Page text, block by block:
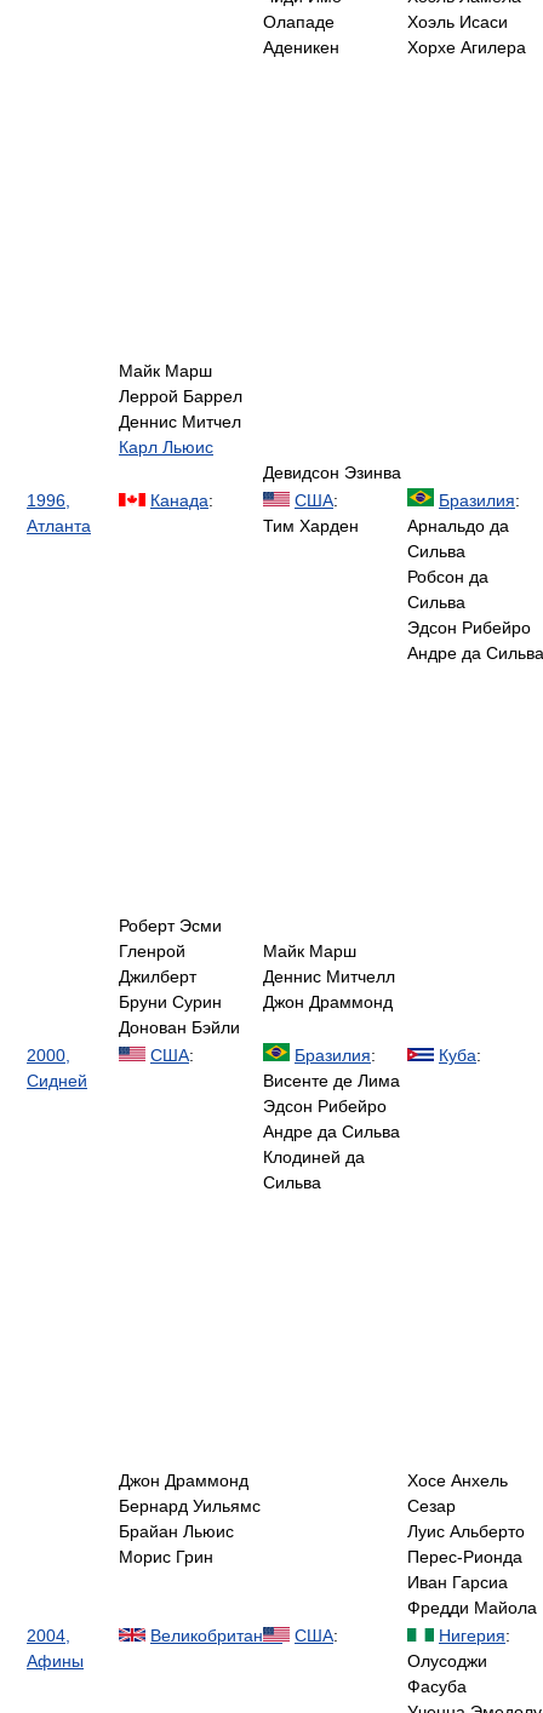
Майк Марш
Леррой Баррел
Деннис Митчел
Карл Льюис
Олападе
Аденикен
Девидсон Эзинва
Хоэль Исаси
Хорхе Агилера
1996,
Атланта
Канада:
Роберт Эсми
Гленрой
Джилберт
Бруни Сурин
Донован Бэйли
США:
Тим Харден
Майк Марш
Деннис Митчелл
Джон Драммонд
Бразилия:
Арнальдо да
Сильва
Робсон да
Сильва
Эдсон Рибейро
Андре да Сильва
2000,
Сидней
США:
Джон Драммонд
Бернард Уильямс
Брайан Льюис
Морис Грин
Бразилия:
Висенте де Лима
Эдсон Рибейро
Андре да Сильва
Клодиней да
Сильва
Куба:
Хосе Анхель
Сезар
Луис Альберто
Перес-Рионда
Иван Гарсиа
Фредди Майола
2004,
Афины
Великобритания: США: Нигерия:
Олусоджи
Фасуба